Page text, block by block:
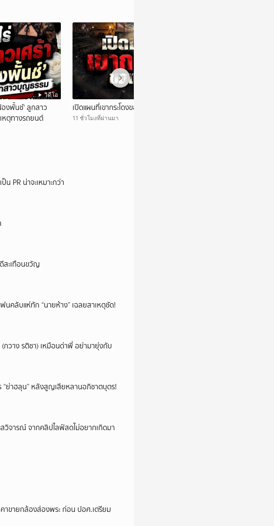
วิดีโอ
องพั้นช์' ลูกสาว
หตุทางรถยนต์
เปิดแผนที่เขากระโดงของรฟท
11 ชั่วโมงที่ผ่านมา
PR น่าจะเหมาะกว่า
ะเทือนขวัญ
นคลับแห่ทัก “นายห้าง” เฉลยสาเหตุชัด!
กวาง รติชา) เหมือนด่าพี่ อย่ามายุ่งกับ
“ย่าฮลุน” หลังสูญเสียหลานอภิชาตบุตร!
วิจารณ์ จากคลิปไลฟ์สดไม่อยากเกิดมา
าขายกล้องส่องพระ ก่อน ปอศ.เตรียม